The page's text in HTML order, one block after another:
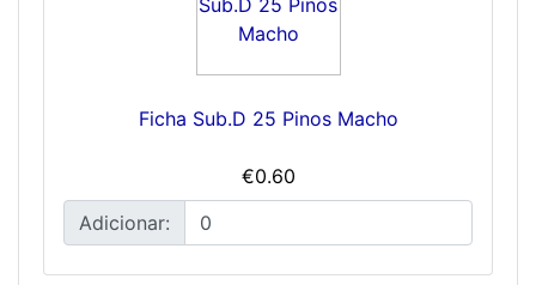
Ficha Sub.D 25 Pinos Macho
€0.60
Adicionar: